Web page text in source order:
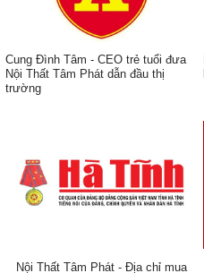
Cung Đình Tâm - CEO trẻ tuổi đưa
Nội Thất Tâm Phát dẫn đầu thị
trường
Nội Thất Tâm Phát - Địa chỉ mua